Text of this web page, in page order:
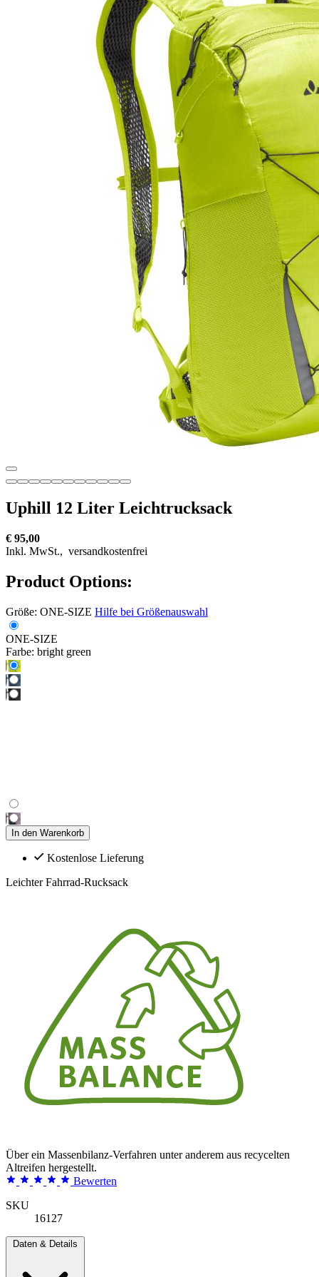
Uphill 12 Liter Leichtrucksack
€ 95,00
Inkl. MwSt., versandkostenfrei
Product Options:
Größe: ONE-SIZE Hilfe bei Größenauswahl
ONE-SIZE
Farbe: bright green
In den Warenkorb
Kostenlose Lieferung
Leichter Fahrrad-Rucksack
Über ein Massenbilanz-Verfahren unter anderem aus recycelten
Altreifen hergestellt.
Bewerten
SKU
16127
Daten & Details